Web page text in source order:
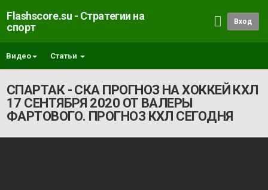
Flashscore.su - Стратегии на
спорт
Вход
Видео Статьи
СПАРТАК - СКА ПРОГНОЗ НА ХОККЕЙ КХЛ
17 СЕНТЯБРЯ 2020 ОТ ВАЛЕРЫ
ФАРТОВОГО. ПРОГНОЗ КХЛ СЕГОДНЯ